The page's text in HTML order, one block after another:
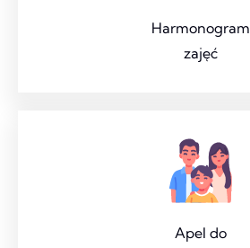
Harmonogram
zajęć
Apel do